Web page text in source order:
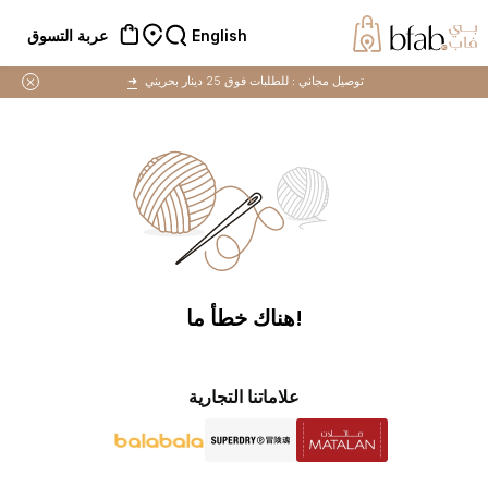
English عربة التسوق
توصيل مجاني :للطلبات فوق 25 دينار بحريني ➜
!هناك خطأ ما
علاماتنا التجارية